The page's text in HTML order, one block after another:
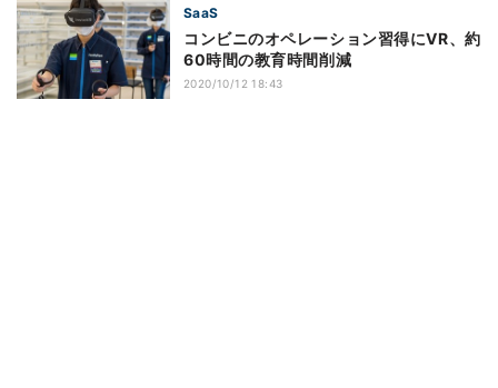
SaaS
コンビニのオペレーション習得にVR、約
60時間の教育時間削減
2020/10/12 18:43